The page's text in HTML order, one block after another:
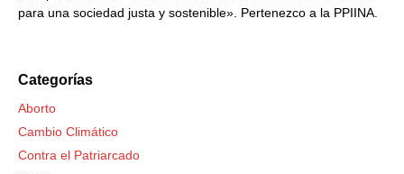
para una sociedad justa y sostenible». Pertenezco a la PPIINA.
Categorías
Aborto
Cambio Climático
Contra el Patriarcado